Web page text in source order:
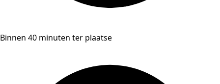
Binnen 40 minuten ter plaatse